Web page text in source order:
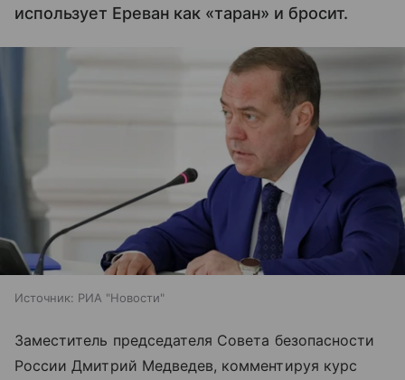
использует Ереван как «таран» и бросит.
Источник: РИА "Новости"
Заместитель председателя Совета безопасности
России Дмитрий Медведев, комментируя курс